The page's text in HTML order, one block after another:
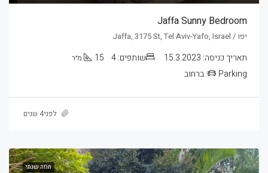
Jaffa Sunny Bedroom
יפו / Jaffa, 3175 St, Tel Aviv-Yafo, Israel
תאריך כניסה: 15.3.2023 שותפים:4
15 מ״ר
Parking: ברחוב
לפני4 שנים
חוזה שנתי